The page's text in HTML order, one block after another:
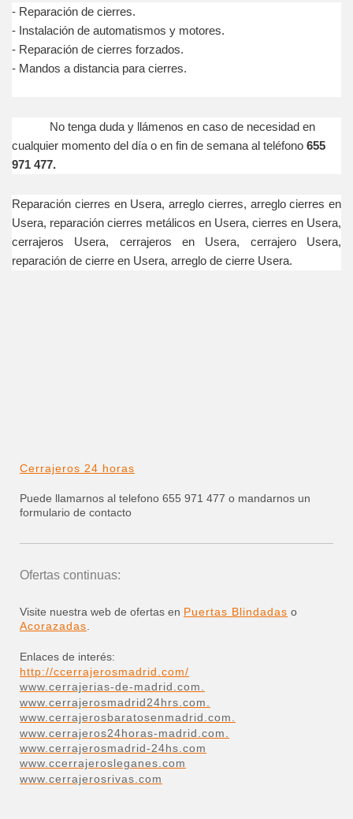
- Reparación de cierres.
- Instalación de automatismos y motores.
- Reparación de cierres forzados.
- Mandos a distancia para cierres.
No tenga duda y llámenos en caso de necesidad en
cualquier momento del día o en fin de semana al teléfono 655
971 477.
Reparación cierres en Usera, arreglo cierres, arreglo cierres en
Usera, reparación cierres metálicos en Usera, cierres en Usera,
cerrajeros Usera, cerrajeros en Usera, cerrajero Usera,
reparación de cierre en Usera, arreglo de cierre Usera.
Cerrajeros 24 horas
Puede llamarnos al telefono 655 971 477 o mandarnos un
formulario de contacto
Ofertas continuas:
Visite nuestra web de ofertas en Puertas Blindadas o
Acorazadas
Enlaces de interés:
http://ccerrajerosmadrid.com/
www.cerrajerias-de-madrid.com.
www.cerrajerosmadrid24hrs.com.
www.cerrajerosbaratosenmadrid.com.
www.cerrajeros24horas-madrid.com.
www.cerrajerosmadrid-24hs.com
www.ccerrajerosleganes.com
www.cerrajerosrivas.com